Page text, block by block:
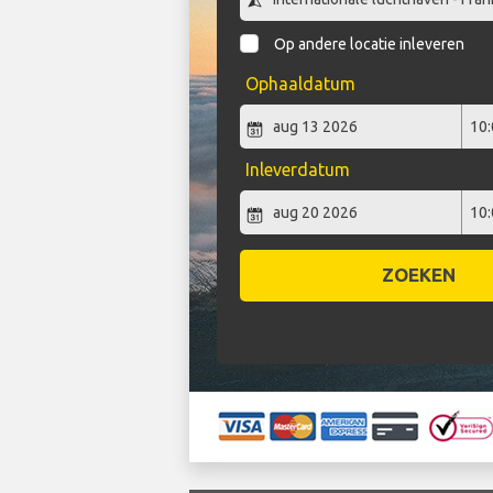
Op andere locatie inleveren
Ophaaldatum
Inleverdatum
ZOEKEN